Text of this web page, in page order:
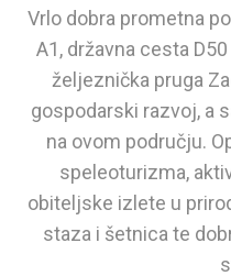
Vrlo dobra prometna
A1, državna cesta
željeznička pruga
gospodarski razvoj, a
na ovom području.
speleoturizma,
obiteljske izlete u
staza i šetnica te